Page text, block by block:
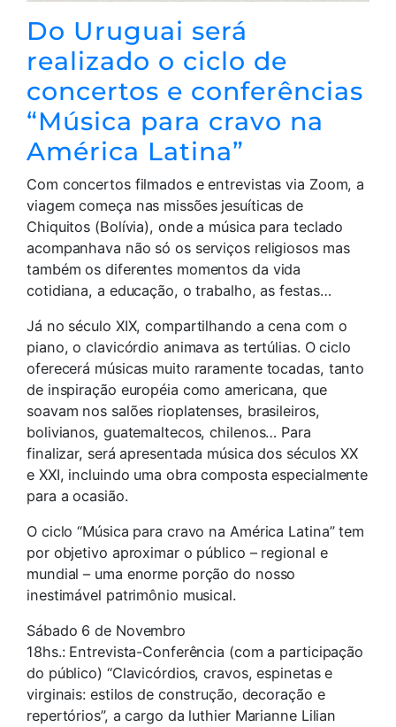
Do Uruguai será
realizado o ciclo de
concertos e conferências
“Música para cravo na
América Latina”
Com concertos filmados e entrevistas via Zoom, a
viagem começa nas missões jesuíticas de
Chiquitos (Bolívia), onde a música para teclado
acompanhava não só os serviços religiosos mas
também os diferentes momentos da vida
cotidiana, a educação, o trabalho, as festas…
Já no século XIX, compartilhando a cena com o
piano, o clavicórdio animava as tertúlias. O ciclo
oferecerá músicas muito raramente tocadas, tanto
de inspiração européia como americana, que
soavam nos salões rioplatenses, brasileiros,
bolivianos, guatemaltecos, chilenos… Para
finalizar, será apresentada música dos séculos XX
e XXI, incluindo uma obra composta especialmente
para a ocasião.
O ciclo “Música para cravo na América Latina” tem
por objetivo aproximar o público – regional e
mundial – uma enorme porção do nosso
inestimável patrimônio musical.
Sábado 6 de Novembro
18hs.: Entrevista-Conferência (com a participação
do público) “Clavicórdios, cravos, espinetas e
virginais: estilos de construção, decoração e
repertórios”, a cargo da luthier Marianne Lilian